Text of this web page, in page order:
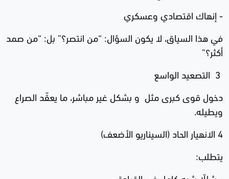
- إنهاك اقتصادي وعسكري
في هذا السياق، لا يكون السؤال: “من انتصر؟” بل: “من صمد
أكثر؟”
دخول قوى كبرى مثل و بشكل غير مباشر، ما يعقّد الصراع
ويطيله.
4 الانهيار الحاد (السيناريو الأضعف)
يتطلب: